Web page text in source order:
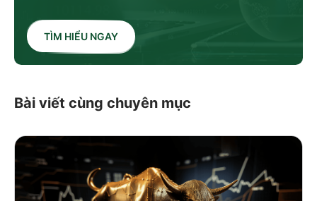
TÌM HIỂU NGAY
Bài viết cùng chuyên mục